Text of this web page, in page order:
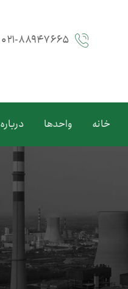
۰۲۱-۸۸۹۴۷۶۶۵
خانه واحدها درباره